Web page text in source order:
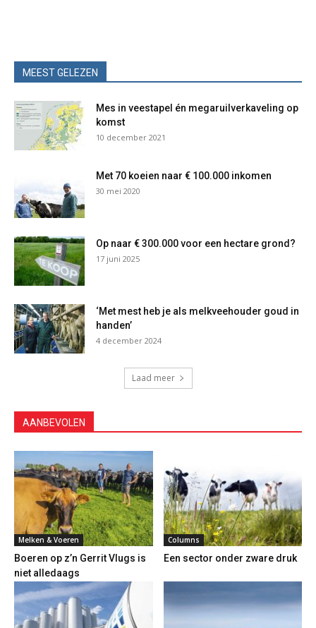
MEEST GELEZEN
Mes in veestapel én megaruilverkaveling op
komst
10 december 2021
Met 70 koeien naar € 100.000 inkomen
30 mei 2020
Op naar € 300.000 voor een hectare grond?
17 juni 2025
‘Met mest heb je als melkveehouder goud in
handen’
4 december 2024
Laad meer
AANBEVOLEN
Melken & Voeren
Boeren op z’n Gerrit Vlugs is
niet alledaags
Columns
Een sector onder zware druk